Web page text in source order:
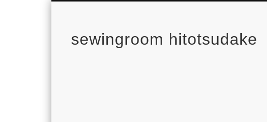
sewingroom hitotsudake